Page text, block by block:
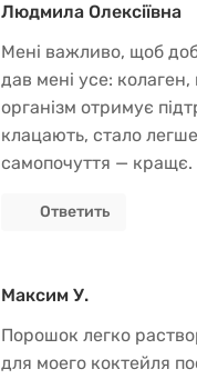
Людмила Олексіївна
Мені важливо, щоб
дав мені усе: колаген,
організм отримує
клацають, стало
самопочуття — кращє.
Ответить
Максим У.
Порошок легко
для моего коктейля